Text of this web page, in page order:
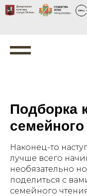
Подборка
семейного
Наконец-то
лучше всего
необязательно
поделиться с
семейного